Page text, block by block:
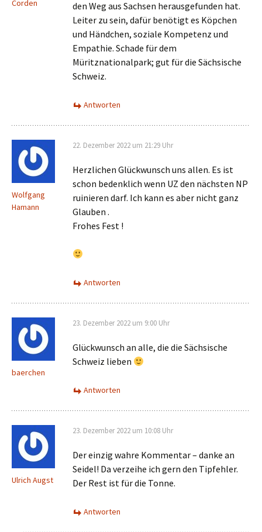
Corden
den Weg aus Sachsen herausgefunden hat.
Leiter zu sein, dafür benötigt es Köpchen
und Händchen, soziale Kompetenz und
Empathie. Schade für dem
Müritznationalpark; gut für die Sächsische
Schweiz.
Antworten
Wolfgang
Hamann
22. Dezember 2022 um 21:29 Uhr
Herzlichen Glückwunsch uns allen. Es ist
schon bedenklich wenn UZ den nächsten NP
ruinieren darf. Ich kann es aber nicht ganz
Glauben .
Frohes Fest !
Antworten
baerchen
23. Dezember 2022 um 9:00 Uhr
Glückwunsch an alle, die die Sächsische
Schweiz lieben
Antworten
Ulrich Augst
23. Dezember 2022 um 10:08 Uhr
Der einzig wahre Kommentar – danke an
Seidel! Da verzeihe ich gern den Tipfehler.
Der Rest ist für die Tonne.
Antworten